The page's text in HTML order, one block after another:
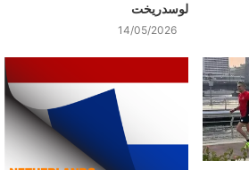
لوسدريخت
14/05/2026